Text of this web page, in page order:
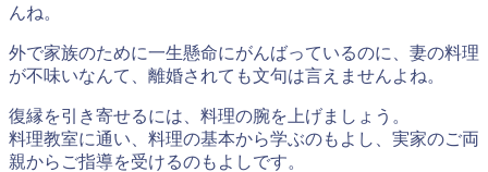
んね。
外で家族のために一生懸命にがんばっているのに、妻の料理
が不味いなんて、離婚されても文句は言えませんよね。
復縁を引き寄せるには、料理の腕を上げましょう。
料理教室に通い、料理の基本から学ぶのもよし、実家のご両
親からご指導を受けるのもよしです。